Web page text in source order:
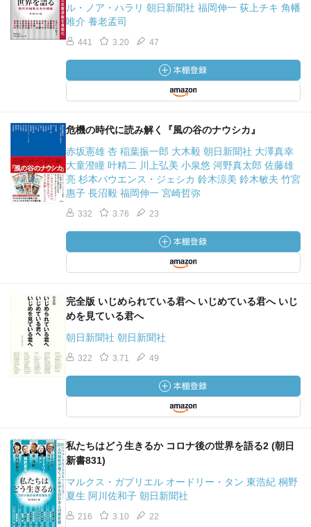
ル・ノア・ハラリ 朝日新聞社 福岡伸一 荻上チキ 角幡
唯介 養老孟司
441 3.20 47
危機の時代に読み解く『風の谷のナウシカ』
赤坂憲雄 杏 稲葉振一郎 大木毅 朝日新聞社 大澤真幸
大童澄瞳 叶精二 川上弘美 小泉悠 河野真太郎 佐藤雄
亮 杉本バウエンス・ジェシカ 鈴木涼美 鈴木敏夫 竹宮
惠子 長沼毅 福岡伸一 宮崎哲弥
332 3.76 23
完全版 いじめられている君へ いじめている君へ いじ
めを見ている君へ
朝日新聞社 朝日新聞社
322 3.71 49
私たちはどう生きるか コロナ後の世界を語る2 (朝日
新書831)
マルクス・ガブリエル オードリー・タン 東浩紀 桐野
夏生 阿川佐和子 朝日新聞社
216 3.10 22